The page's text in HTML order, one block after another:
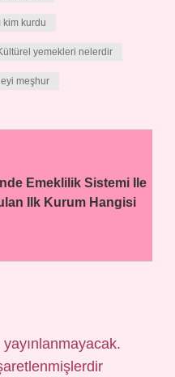
kim kurdu
yemekleri nelerdir
meşhur
Emeklilik Sistemi Ile
Ilk Kurum Hangisi